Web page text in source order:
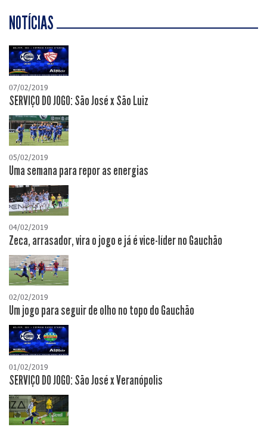
NOTÍCIAS
07/02/2019
SERVIÇO DO JOGO: São José x São Luiz
05/02/2019
Uma semana para repor as energias
04/02/2019
Zeca, arrasador, vira o jogo e já é vice-líder no Gauchão
02/02/2019
Um jogo para seguir de olho no topo do Gauchão
01/02/2019
SERVIÇO DO JOGO: São José x Veranópolis